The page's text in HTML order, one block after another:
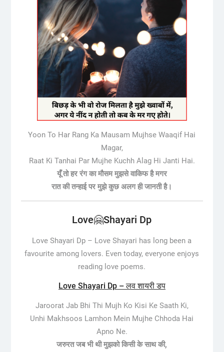
Yoon To Har Rang Ka Mausam Mujhse Waaqif Hai
Magar,
Raat Ki Tanhai Par Mujhe Kuchh Alag Hi Janti Hai.
यूँ तो हर रंग का मौसम मुझसे वाकिफ है मगर
रात की तन्हाई पर मुझे कुछ अलग ही जानती है।
Love🤗Shayari Dp
Love Shayari Dp – Love Shayari has long been a
favourite among lovers. Even today, everyone enjoys
reading love poems.
Love Shayari Dp – लव शायरी डप
Jaroorat Jab Bhi Thi Mujh Ko Kisi Ke Saath Ki,
Unhi Makhsoos Lamhon Mein Mujhe Chhoda Hai
Apno Ne.
जरुरत जब भी थी मुझको किसी के साथ की,